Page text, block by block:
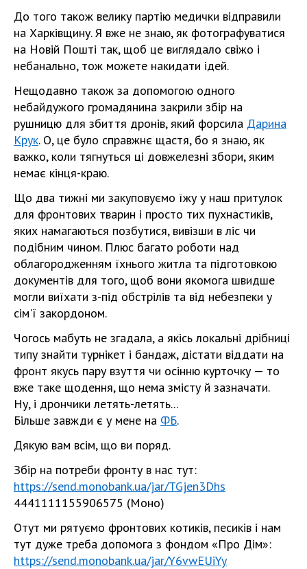
До того також велику партію медички відправили
на Харківщину. Я вже не знаю, як фотографуватися
на Новій Пошті так, щоб це виглядало свіжо і
небанально, тож можете накидати ідей.
Нещодавно також за допомогою одного
небайдужого громадянина закрили збір на
рушницю для збиття дронів, який форсила Дарина
Крук. О, це було справжнє щастя, бо я знаю, як
важко, коли тягнуться ці довжелезні збори, яким
немає кінця-краю.
Що два тижні ми закуповуємо їжу у наш притулок
для фронтових тварин і просто тих пухнастиків,
яких намагаються позбутися, вивізши в ліс чи
подібним чином. Плюс багато роботи над
облагородженням їхнього житла та підготовкою
документів для того, щоб вони якомога швидше
могли виїхати з-під обстрілів та від небезпеки у
сім'ї закордоном.
Чогось мабуть не згадала, а якісь локальні дрібниці
типу знайти турнікет і бандаж, дістати віддати на
фронт якусь пару взуття чи осінню курточку — то
вже таке щодення, що нема змісту й зазначати.
Ну, і дрончики летять-летять...
Більше завжди є у мене на ФБ.
Дякую вам всім, що ви поряд.
Збір на потреби фронту в нас тут:
https://send.monobank.ua/jar/TGjen3Dhs
4441111155906575 (Моно)
Отут ми рятуємо фронтових котиків, песиків і нам
тут дуже треба допомога з фондом «Про Дім»:
https://send.monobank.ua/jar/Y6vwEUiYy